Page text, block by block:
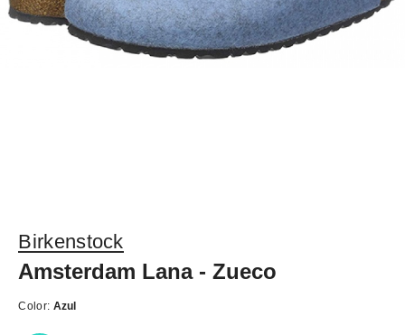
Birkenstock
Amsterdam Lana - Zueco
Color: Azul